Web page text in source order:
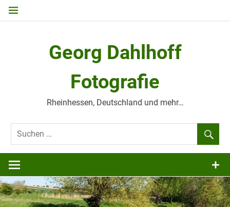
Zum
Georg Dahlhoff
Fotografie
Rheinhessen, Deutschland und mehr…